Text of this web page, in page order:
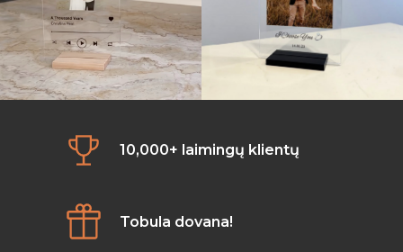
10,000+ laimingų klientų
Tobula dovana!